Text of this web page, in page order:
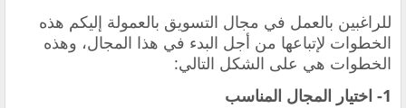
للراغبين بالعمل في مجال التسويق بالعمولة إليكم هذه
الخطوات لإتباعها من أجل البدء في هذا المجال، وهذه
الخطوات هي على الشكل التالي:
1- اختيار المجال المناسب